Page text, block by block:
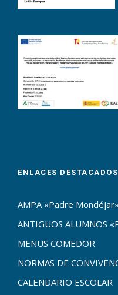
ENLACES DESTACADOS
AMPA «Padre Mondéjar»
ANTIGUOS ALUMNOS
MENUS COMEDOR
NORMAS DE
CALENDARIO ESCOLAR